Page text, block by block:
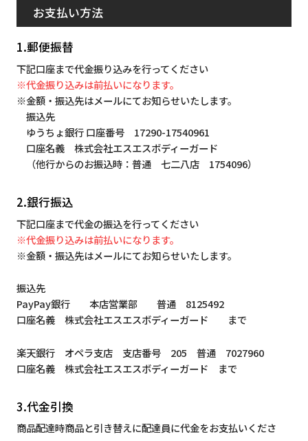
お支払い方法
1.郵便振替
下記口座まで代金振り込みを行ってください
※代金振り込みは前払いになります。
※金額・振込先はメールにてお知らせいたします。
振込先
ゆうちょ銀行 口座番号 17290-17540961
口座名義 株式会社エスエスボディーガード
（他行からのお振込時：普通 七二八店 1754096）
2.銀行振込
下記口座まで代金の振込を行ってください
※代金振り込みは前払いになります。
※金額・振込先はメールにてお知らせいたします。
振込先
PayPay銀行 本店営業部 普通 8125492
口座名義 株式会社エスエスボディーガード まで
楽天銀行 オペラ支店 支店番号 205 普通 7027960
口座名義 株式会社エスエスボディーガード まで
3.代金引換
商品配達時商品と引き替えに配達員に代金をお支払いくださ